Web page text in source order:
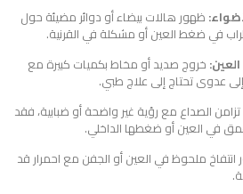
ظهور هالات بيضاء أو دوائر مضيئة حول
في ضغط العين أو مشكلة في القرنية.
خروج صديد أو مخاط بكميات كبيرة مع
عدوى تحتاج إلى علاج طبي.
تزامن الصداع مع رؤية غير واضحة أو ضبابية، فقد
في العين أو ضغطها الداخلي.
انتفاخ ملحوظ في العين أو الجفن مع احمرار قد